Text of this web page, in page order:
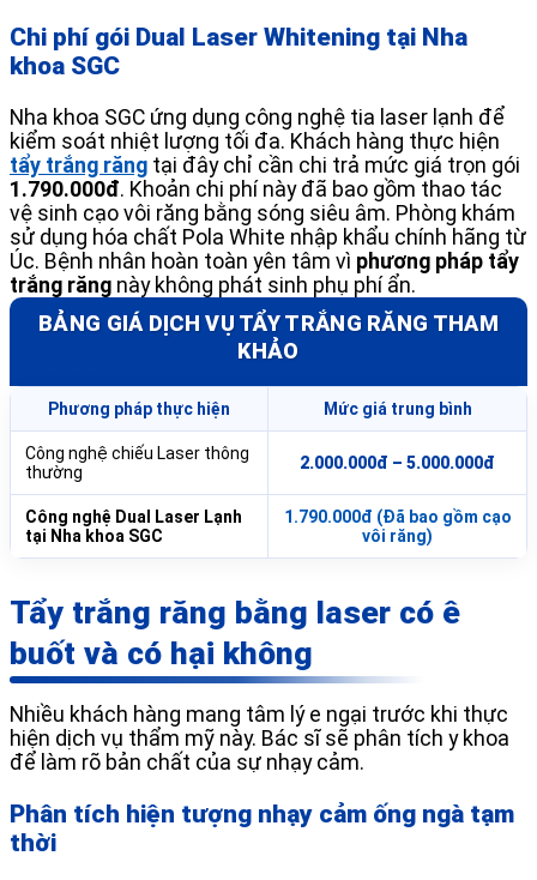
Chi phí gói Dual Laser Whitening tại Nha
khoa SGC
Nha khoa SGC ứng dụng công nghệ tia laser lạnh để
kiểm soát nhiệt lượng tối đa. Khách hàng thực hiện
tẩy trắng răng tại đây chỉ cần chi trả mức giá trọn gói
1.790.000đ. Khoản chi phí này đã bao gồm thao tác
vệ sinh cạo vôi răng bằng sóng siêu âm. Phòng khám
sử dụng hóa chất Pola White nhập khẩu chính hãng từ
Úc. Bệnh nhân hoàn toàn yên tâm vì phương pháp tẩy
trắng răng này không phát sinh phụ phí ẩn.
BẢNG GIÁ DỊCH VỤ TẨY TRẮNG RĂNG THAM
KHẢO
Phương pháp thực hiện Mức giá trung bình
Công nghệ chiếu Laser thông
thường
2.000.000đ – 5.000.000đ
Công nghệ Dual Laser Lạnh
tại Nha khoa SGC
1.790.000đ (Đã bao gồm cạo
vôi răng)
Tẩy trắng răng bằng laser có ê
buốt và có hại không
Nhiều khách hàng mang tâm lý e ngại trước khi thực
hiện dịch vụ thẩm mỹ này. Bác sĩ sẽ phân tích y khoa
để làm rõ bản chất của sự nhạy cảm.
Phân tích hiện tượng nhạy cảm ống ngà tạm
thời